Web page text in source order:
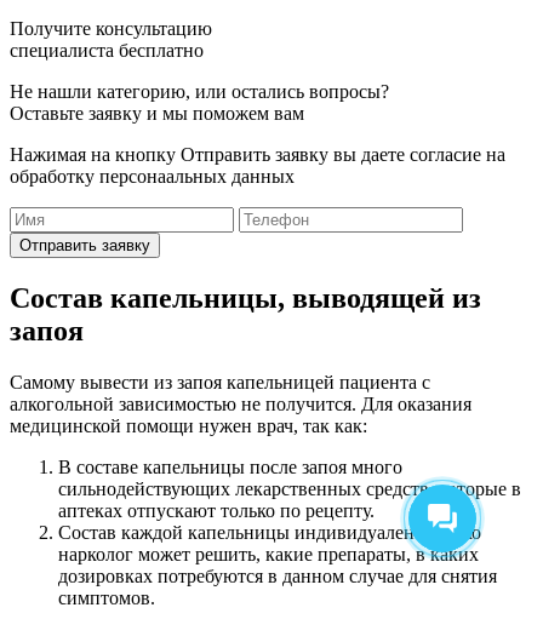
Получите консультацию
специалиста бесплатно
Не нашли категорию, или остались вопросы?
Оставьте заявку и мы поможем вам
Нажимая на кнопку Отправить заявку вы даете согласие на
обработку персонаальных данных
Отправить заявку
Состав капельницы, выводящей из
запоя
Самому вывести из запоя капельницей пациента с
алкогольной зависимостью не получится. Для оказания
медицинской помощи нужен врач, так как:
В составе капельницы после запоя много
сильнодействующих лекарственных средств, которые в
аптеках отпускают только по рецепту.
Состав каждой капельницы индивидуален. Только
нарколог может решить, какие препараты, в каких
дозировках потребуются в данном случае для снятия
симптомов.